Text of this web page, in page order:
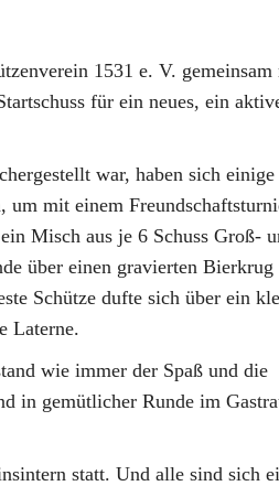
1531 e. V.
für ein neues, ein
war, haben sich
mit einem
Misch aus je 6 Schuss Groß-
über einen gravierten
Schütze dufte sich über ein
Laterne.
wie immer der Spaß und die
in gemütlicher Runde im
statt. Und alle sind sich